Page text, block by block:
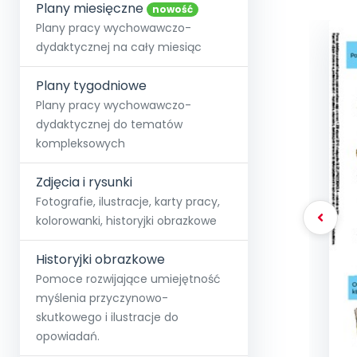
Społeczność
+48 12 631 04 10
kontakt@blizejprzedszkola.pl
O miesięczniku
Strona główna
Strefy,
O Akademii
Akademia
Poznaj pakiet MAX
Testuj przez 7 dni
E-
Pakiet
Pełen
Wszystkie projekty
Skontaktuj się
Dodaj wpis
Plany miesięczne nowość
Plany pracy wychowawczo-
dydaktycznej na cały miesiąc
Plany tygodniowe
Plany pracy wychowawczo-
dydaktycznej do tematów
kompleksowych
Zdjęcia i rysunki
Fotografie, ilustracje, karty pracy,
kolorowanki, historyjki obrazkowe
Historyjki obrazkowe
Pomoce rozwijające umiejętność
myślenia przyczynowo-
skutkowego i ilustracje do
opowiadań.